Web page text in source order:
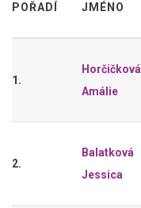
POŘADÍ JMÉNO
1.
Horčičková
Amálie
2.
Balatková
Jessica